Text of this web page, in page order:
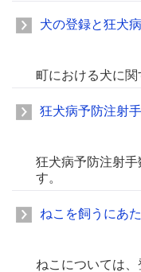
犬の登録と狂犬
町における犬に関
狂犬病予防注射
狂犬病予防注射
す。
ねこを飼うにあ
ねこについては、